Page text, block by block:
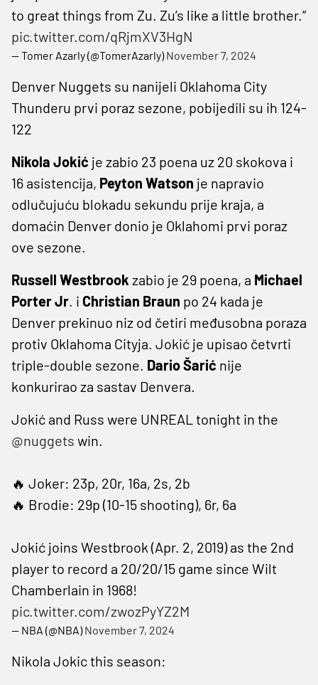
to great things from Zu. Zu’s like a little brother.”
pic.twitter.com/qRjmXV3HgN
— Tomer Azarly (@TomerAzarly)November 7, 2024
Denver Nuggets su nanijeli Oklahoma City
Thunderu prvi poraz sezone, pobijedili su ih 124-
122
Nikola Jokić je zabio 23 poena uz 20 skokova i
16 asistencija, Peyton Watson je napravio
odlučujuću blokadu sekundu prije kraja, a
domaćin Denver donio je Oklahomi prvi poraz
ove sezone.
Russell Westbrook zabio je 29 poena, a Michael
Porter Jr. i Christian Braun po 24 kada je
Denver prekinuo niz od četiri međusobna poraza
protiv Oklahoma Cityja. Jokić je upisao četvrti
triple-double sezone. Dario Šarić nije
konkurirao za sastav Denvera.
Jokić and Russ were UNREAL tonight in the
@nuggets win.
🔥 Joker: 23p, 20r, 16a, 2s, 2b
🔥 Brodie: 29p (10-15 shooting), 6r, 6a
Jokić joins Westbrook (Apr. 2, 2019) as the 2nd
player to record a 20/20/15 game since Wilt
Chamberlain in 1968!
pic.twitter.com/zwozPyYZ2M
— NBA (@NBA)November 7, 2024
Nikola Jokic this season: